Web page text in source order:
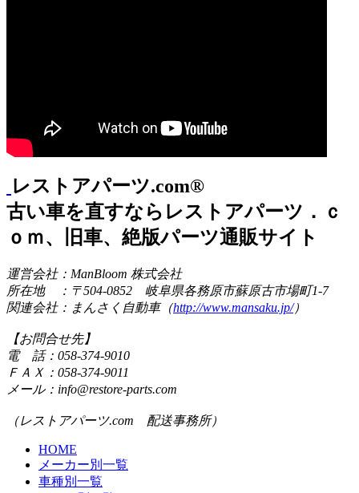
レストアパーツ.com®
古い車を直すならレストアパーツ．ｃ
ｏｍ、旧車、絶版パーツ通販サイト
運営会社：ManBloom 株式会社
所在地 ：〒504-0852 岐阜県各務原市蘇原古市場町1-7
関連会社：まんさく自動車（http://www.mansaku.jp/）
【お問合せ先】
電 話：058-374-9010
ＦＡＸ：058-374-9011
メール：info@restore-parts.com
（レストアパーツ.com 配送事務所）
HOME
メーカー別一覧
車種別一覧